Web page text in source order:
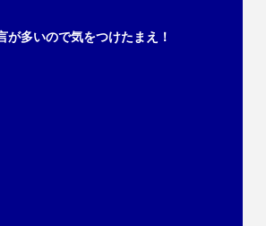
多いので気をつけたまえ！